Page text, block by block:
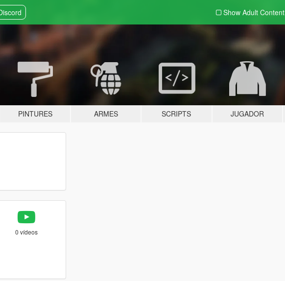
Show Adult Content
PINTURES ARMES SCRIPTS JUGADOR
0 vídeos